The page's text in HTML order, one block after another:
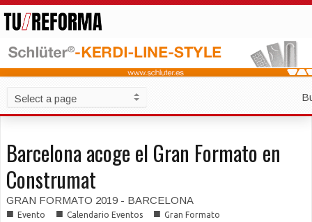
Barcelona acoge el Gran Formato en
Construmat
GRAN FORMATO 2019 - BARCELONA
■ Evento ■ Calendario Eventos ■ Gran Formato